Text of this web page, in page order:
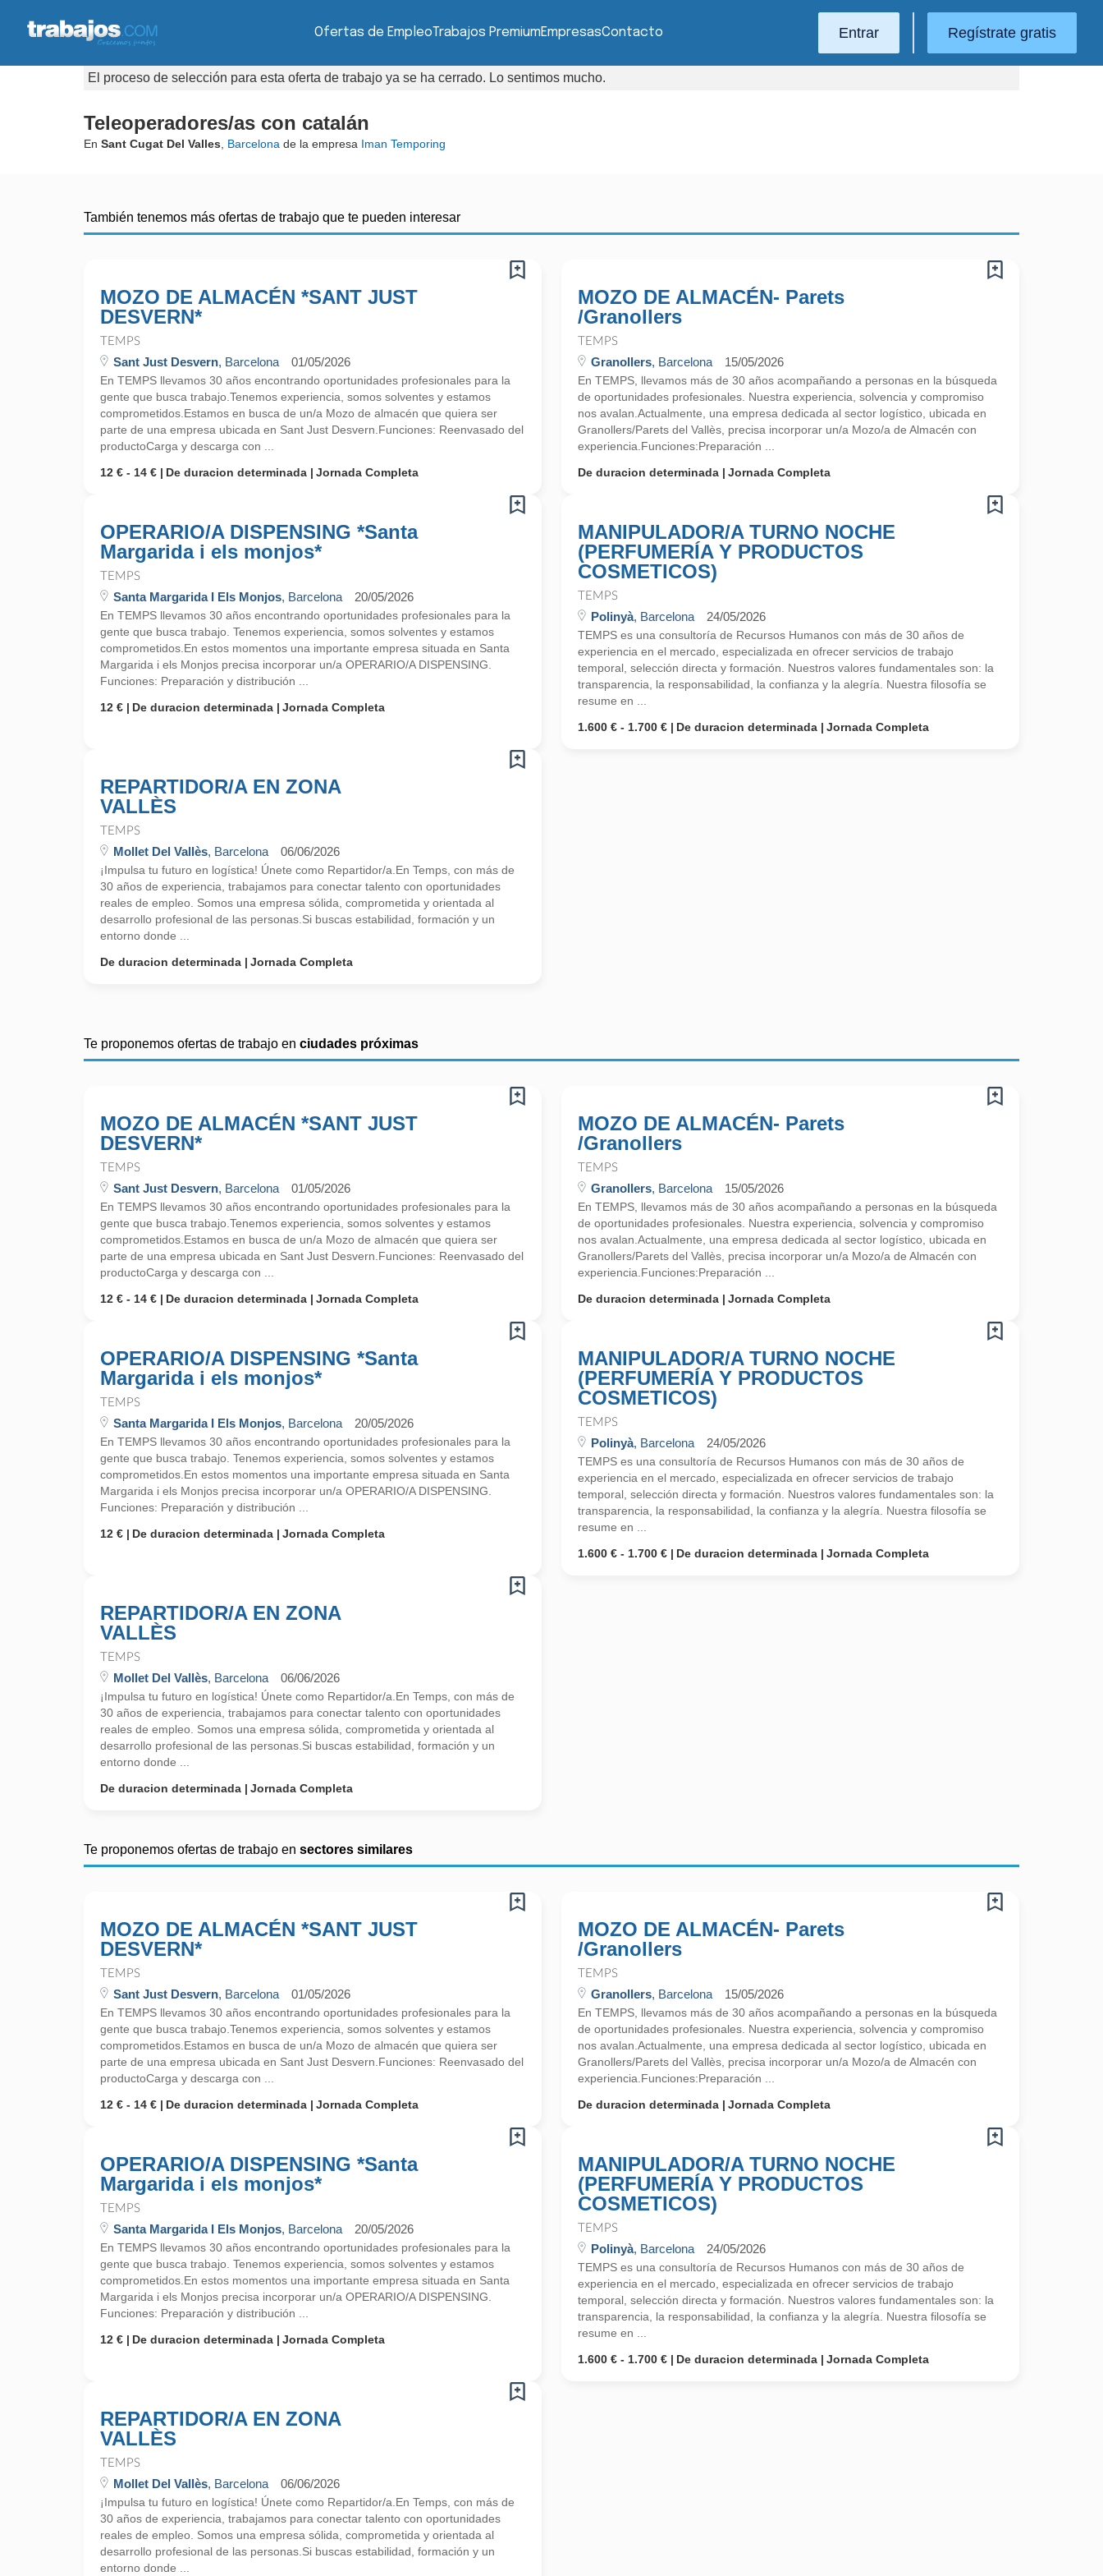
Ofertas de EmpleoTrabajos PremiumEmpresasContacto Entrar Regístrate gratis
El proceso de selección para esta oferta de trabajo ya se ha cerrado. Lo sentimos mucho.
Teleoperadores/as con catalán
En Sant Cugat Del Valles Barcelona de la empresa Iman Temporing
También tenemos más ofertas de trabajo que te pueden interesar
MOZO DE ALMACÉN *SANT JUST
DESVERN*
TEMPS
Sant Just Desvern, Barcelona 01/05/2026
En TEMPS llevamos 30 años encontrando oportunidades profesionales para la
gente que busca trabajo.Tenemos experiencia, somos solventes y estamos
comprometidos.Estamos en busca de un/a Mozo de almacén que quiera ser
parte de una empresa ubicada en Sant Just Desvern.Funciones: Reenvasado del
productoCarga y descarga con ...
12 € - 14 €
De duracion determinada Jornada Completa
MOZO DE ALMACÉN- Parets
/Granollers
TEMPS
Granollers, Barcelona 15/05/2026
En TEMPS, llevamos más de 30 años acompañando a personas en la búsqueda
de oportunidades profesionales. Nuestra experiencia, solvencia y compromiso
nos avalan.Actualmente, una empresa dedicada al sector logístico, ubicada en
Granollers/Parets del Vallès, precisa incorporar un/a Mozo/a de Almacén con
experiencia.Funciones:Preparación ...
De duracion determinada
Jornada Completa
OPERARIO/A DISPENSING *Santa
Margarida i els monjos*
TEMPS
Santa Margarida I Els Monjos, Barcelona 20/05/2026
En TEMPS llevamos 30 años encontrando oportunidades profesionales para la
gente que busca trabajo. Tenemos experiencia, somos solventes y estamos
comprometidos.En estos momentos una importante empresa situada en Santa
Margarida i els Monjos precisa incorporar un/a OPERARIO/A DISPENSING.
Funciones: Preparación y distribución ...
12 €
De duracion determinada Jornada Completa
MANIPULADOR/A TURNO NOCHE
(PERFUMERÍA Y PRODUCTOS
COSMETICOS)
TEMPS
Polinyà, Barcelona 24/05/2026
TEMPS es una consultoría de Recursos Humanos con más de 30 años de
experiencia en el mercado, especializada en ofrecer servicios de trabajo
temporal, selección directa y formación. Nuestros valores fundamentales son: la
transparencia, la responsabilidad, la confianza y la alegría. Nuestra filosofía se
resume en ...
1.600 € - 1.700 €
De duracion determinada Jornada Completa
REPARTIDOR/A EN ZONA
VALLÈS
TEMPS
Mollet Del Vallès, Barcelona 06/06/2026
¡Impulsa tu futuro en logística! Únete como Repartidor/a.En Temps, con más de
30 años de experiencia, trabajamos para conectar talento con oportunidades
reales de empleo. Somos una empresa sólida, comprometida y orientada al
desarrollo profesional de las personas.Si buscas estabilidad, formación y un
entorno donde ...
De duracion determinada
Jornada Completa
Te proponemos ofertas de trabajo en ciudades próximas
MOZO DE ALMACÉN *SANT JUST
DESVERN*
TEMPS
Sant Just Desvern, Barcelona 01/05/2026
En TEMPS llevamos 30 años encontrando oportunidades profesionales para la
gente que busca trabajo.Tenemos experiencia, somos solventes y estamos
comprometidos.Estamos en busca de un/a Mozo de almacén que quiera ser
parte de una empresa ubicada en Sant Just Desvern.Funciones: Reenvasado del
productoCarga y descarga con ...
12 € - 14 €
De duracion determinada Jornada Completa
MOZO DE ALMACÉN- Parets
/Granollers
TEMPS
Granollers, Barcelona 15/05/2026
En TEMPS, llevamos más de 30 años acompañando a personas en la búsqueda
de oportunidades profesionales. Nuestra experiencia, solvencia y compromiso
nos avalan.Actualmente, una empresa dedicada al sector logístico, ubicada en
Granollers/Parets del Vallès, precisa incorporar un/a Mozo/a de Almacén con
experiencia.Funciones:Preparación ...
De duracion determinada
Jornada Completa
OPERARIO/A DISPENSING *Santa
Margarida i els monjos*
TEMPS
Santa Margarida I Els Monjos, Barcelona 20/05/2026
En TEMPS llevamos 30 años encontrando oportunidades profesionales para la
gente que busca trabajo. Tenemos experiencia, somos solventes y estamos
comprometidos.En estos momentos una importante empresa situada en Santa
Margarida i els Monjos precisa incorporar un/a OPERARIO/A DISPENSING.
Funciones: Preparación y distribución ...
12 €
De duracion determinada Jornada Completa
MANIPULADOR/A TURNO NOCHE
(PERFUMERÍA Y PRODUCTOS
COSMETICOS)
TEMPS
Polinyà, Barcelona 24/05/2026
TEMPS es una consultoría de Recursos Humanos con más de 30 años de
experiencia en el mercado, especializada en ofrecer servicios de trabajo
temporal, selección directa y formación. Nuestros valores fundamentales son: la
transparencia, la responsabilidad, la confianza y la alegría. Nuestra filosofía se
resume en ...
1.600 € - 1.700 €
De duracion determinada Jornada Completa
REPARTIDOR/A EN ZONA
VALLÈS
TEMPS
Mollet Del Vallès, Barcelona 06/06/2026
¡Impulsa tu futuro en logística! Únete como Repartidor/a.En Temps, con más de
30 años de experiencia, trabajamos para conectar talento con oportunidades
reales de empleo. Somos una empresa sólida, comprometida y orientada al
desarrollo profesional de las personas.Si buscas estabilidad, formación y un
entorno donde ...
De duracion determinada
Jornada Completa
Te proponemos ofertas de trabajo en sectores similares
MOZO DE ALMACÉN *SANT JUST
DESVERN*
TEMPS
Sant Just Desvern, Barcelona 01/05/2026
En TEMPS llevamos 30 años encontrando oportunidades profesionales para la
gente que busca trabajo.Tenemos experiencia, somos solventes y estamos
comprometidos.Estamos en busca de un/a Mozo de almacén que quiera ser
parte de una empresa ubicada en Sant Just Desvern.Funciones: Reenvasado del
productoCarga y descarga con ...
12 € - 14 €
De duracion determinada Jornada Completa
MOZO DE ALMACÉN- Parets
/Granollers
TEMPS
Granollers, Barcelona 15/05/2026
En TEMPS, llevamos más de 30 años acompañando a personas en la búsqueda
de oportunidades profesionales. Nuestra experiencia, solvencia y compromiso
nos avalan.Actualmente, una empresa dedicada al sector logístico, ubicada en
Granollers/Parets del Vallès, precisa incorporar un/a Mozo/a de Almacén con
experiencia.Funciones:Preparación ...
De duracion determinada
Jornada Completa
OPERARIO/A DISPENSING *Santa
Margarida i els monjos*
TEMPS
Santa Margarida I Els Monjos, Barcelona 20/05/2026
En TEMPS llevamos 30 años encontrando oportunidades profesionales para la
gente que busca trabajo. Tenemos experiencia, somos solventes y estamos
comprometidos.En estos momentos una importante empresa situada en Santa
Margarida i els Monjos precisa incorporar un/a OPERARIO/A DISPENSING.
Funciones: Preparación y distribución ...
12 €
De duracion determinada Jornada Completa
MANIPULADOR/A TURNO NOCHE
(PERFUMERÍA Y PRODUCTOS
COSMETICOS)
TEMPS
Polinyà, Barcelona 24/05/2026
TEMPS es una consultoría de Recursos Humanos con más de 30 años de
experiencia en el mercado, especializada en ofrecer servicios de trabajo
temporal, selección directa y formación. Nuestros valores fundamentales son: la
transparencia, la responsabilidad, la confianza y la alegría. Nuestra filosofía se
resume en ...
1.600 € - 1.700 €
De duracion determinada Jornada Completa
REPARTIDOR/A EN ZONA
VALLÈS
TEMPS
Mollet Del Vallès, Barcelona 06/06/2026
¡Impulsa tu futuro en logística! Únete como Repartidor/a.En Temps, con más de
30 años de experiencia, trabajamos para conectar talento con oportunidades
reales de empleo. Somos una empresa sólida, comprometida y orientada al
desarrollo profesional de las personas.Si buscas estabilidad, formación y un
entorno donde ...